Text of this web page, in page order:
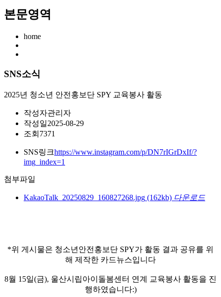
본문영역
home
SNS소식
2025년 청소년 안전홍보단 SPY 교육봉사 활동
작성자관리자
작성일2025-08-29
조회 7371
SNS링크https://www.instagram.com/p/DN7rIGrDxIf/?
img_index=1
첨부파일
KakaoTalk_20250829_160827268.jpg (162kb) 다운로드
*위 게시물은 청소년안전홍보단 SPY가 활동 결과 공유를 위
해 제작한 카드뉴스입니다
8월 15일(금), 울산시립아이돌봄센터 연계 교육봉사 활동을 진
행하였습니다:)